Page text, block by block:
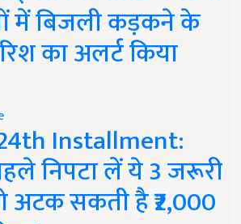
में बिजली कड़कने के
का अलर्ट किया
Installment:
निपटा लें ये 3 जरूरी
अटक सकती है ₹2,000